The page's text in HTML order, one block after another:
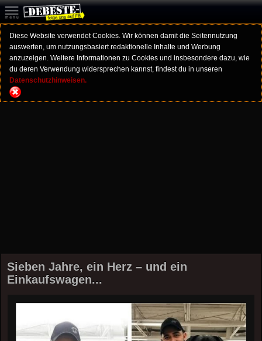
Diese Website verwendet Cookies. Wir können damit die Seitennutzung
auswerten, um nutzungsbasiert redaktionelle Inhalte und Werbung
anzuzeigen. Weitere Informationen zu Cookies und insbesondere dazu, wie
du deren Verwendung widersprechen kannst, findest du in unseren
Datenschutzhinweisen.
Sieben Jahre, ein Herz – und ein
Einkaufswagen...